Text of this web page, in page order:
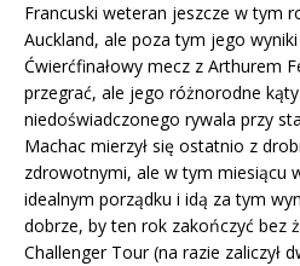
Francuski weteran jeszcze w tym
Auckland, ale poza tym jego
Ćwierćfinałowy mecz z Arthurem
przegrać, ale jego różnorodne
niedoświadczonego rywala przy
Machac mierzył się ostatnio z
zdrowotnymi, ale w tym miesiącu
idealnym porządku i idą za tym
dobrze, by ten rok zakończyć bez
Challenger Tour (na razie zaliczył